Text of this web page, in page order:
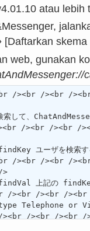
atau lebih
skema
web, gunakan